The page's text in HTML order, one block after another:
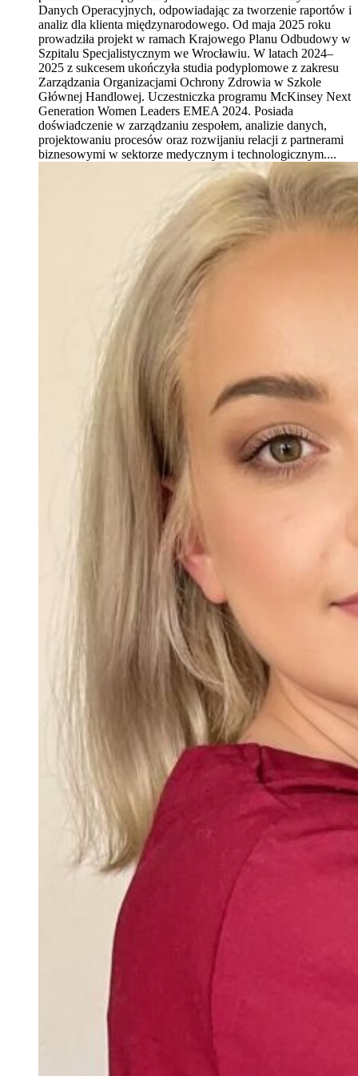
Danych Operacyjnych, odpowiadając za tworzenie raportów i
analiz dla klienta międzynarodowego. Od maja 2025 roku
prowadziła projekt w ramach Krajowego Planu Odbudowy w
Szpitalu Specjalistycznym we Wrocławiu. W latach 2024–
2025 z sukcesem ukończyła studia podyplomowe z zakresu
Zarządzania Organizacjami Ochrony Zdrowia w Szkole
Głównej Handlowej. Uczestniczka programu McKinsey Next
Generation Women Leaders EMEA 2024. Posiada
doświadczenie w zarządzaniu zespołem, analizie danych,
projektowaniu procesów oraz rozwijaniu relacji z partnerami
biznesowymi w sektorze medycznym i technologicznym....